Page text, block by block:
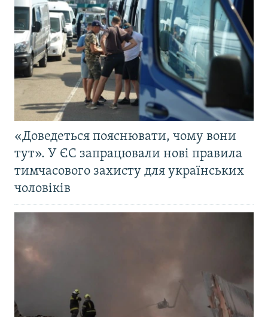
«Доведеться пояснювати, чому вони
тут». У ЄС запрацювали нові правила
тимчасового захисту для українських
чоловіків